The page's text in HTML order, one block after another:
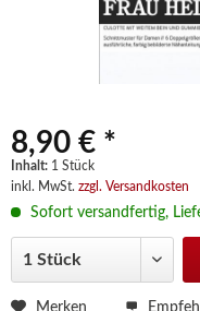
8,90 € *
Inhalt: 1 Stück
inkl. MwSt. zzgl. Versandkosten
Sofort versandfertig,
Merken